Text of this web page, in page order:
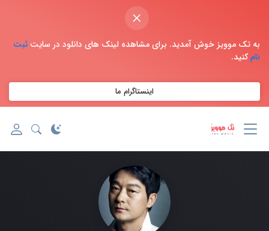
×
به تک موویز خوش آمدید. برای مشاهده لینک های دانلود در سایت ثبت
نامکنید.
اینستاگرام ما